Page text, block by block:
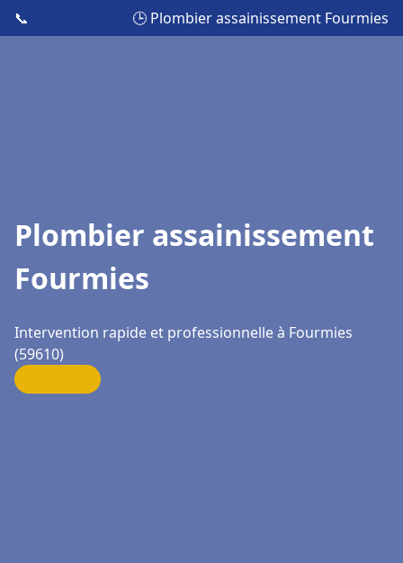
📞 🕒 Plombier assainissement Fourmies
Plombier assainissement
Fourmies
Intervention rapide et professionnelle à Fourmies
(59610)